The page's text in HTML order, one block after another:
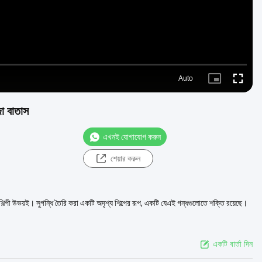
Auto
Picture-
বাতাস
এখনই যোগাযোগ করুন
শেয়ার করুন
শিল্পী উভয়ই। সুগন্ধি তৈরি করা একটি অদৃশ্য শিল্পের রূপ, একটি যেএই গন্ধগুলোতে শক্তি রয়েছে।
একটি বার্তা দিন